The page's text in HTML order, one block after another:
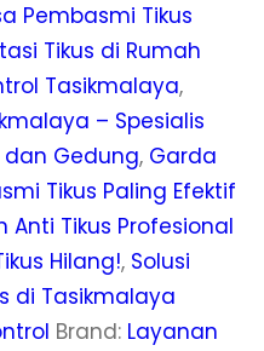
Pembasmi Tikus
Tikus di Rumah
Tasikmalaya,
– Spesialis
dan Gedung, Garda
Tikus Paling Efektif
Anti Tikus Profesional
Hilang!, Solusi
di Tasikmalaya
Brand: Layanan